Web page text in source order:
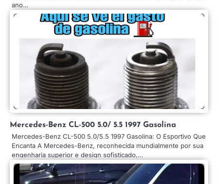
ano…
Mercedes-Benz CL-500 5.0/ 5.5 1997 Gasolina
Mercedes-Benz CL-500 5.0/5.5 1997 Gasolina: O Esportivo Que
Encanta A Mercedes-Benz, reconhecida mundialmente por sua
engenharia superior e design sofisticado,…